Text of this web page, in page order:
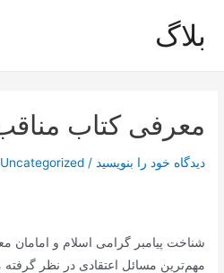
محتوا
بلاگ
معرفی کتاب
دیدگاه‌ خود را بنویسید /
Uncategorized
شناخت پیامبر گرامی اسلام و امامان
مهم‌ترین مسائل اعتقادی در نظر گرفته